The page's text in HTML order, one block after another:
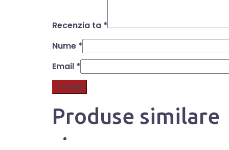
Recenzia ta *
Nume *
Email *
Produse similare